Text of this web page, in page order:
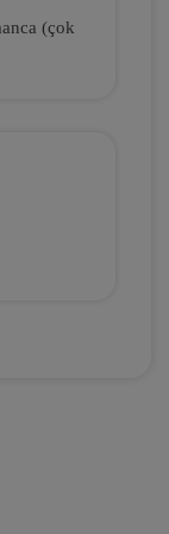
Ekle (çok